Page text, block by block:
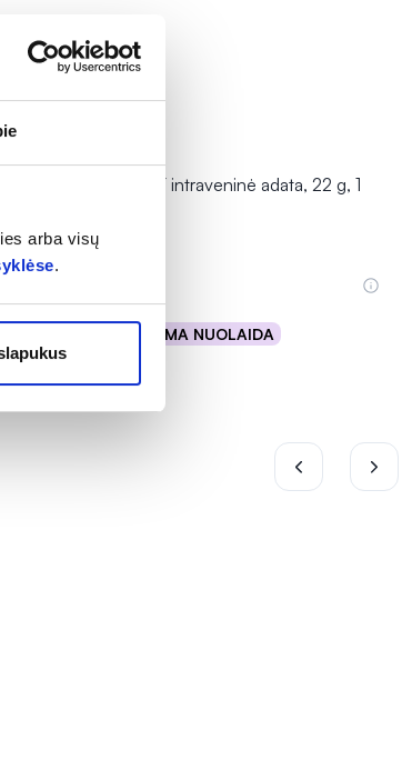
arba visų
.
BUTTERFLY intraveninė adata, 22 g, 1
% PAPILDOMA NUOLAIDA
Į krepšelį